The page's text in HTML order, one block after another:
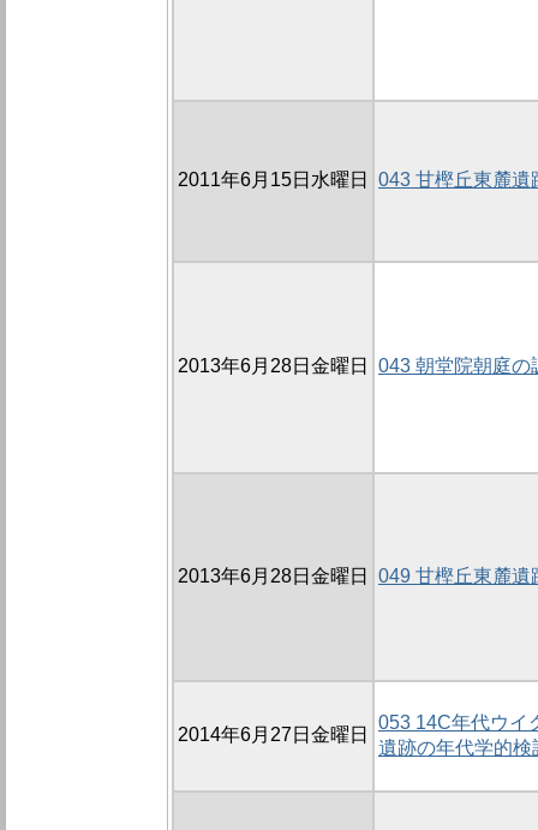
2011年6月15日水曜日 043 甘樫丘東麓遺
2013年6月28日金曜日 043 朝堂院朝庭の
2013年6月28日金曜日 049 甘樫丘東麓遺
2014年6月27日金曜日
053 14C年代ウイ
遺跡の年代学的検